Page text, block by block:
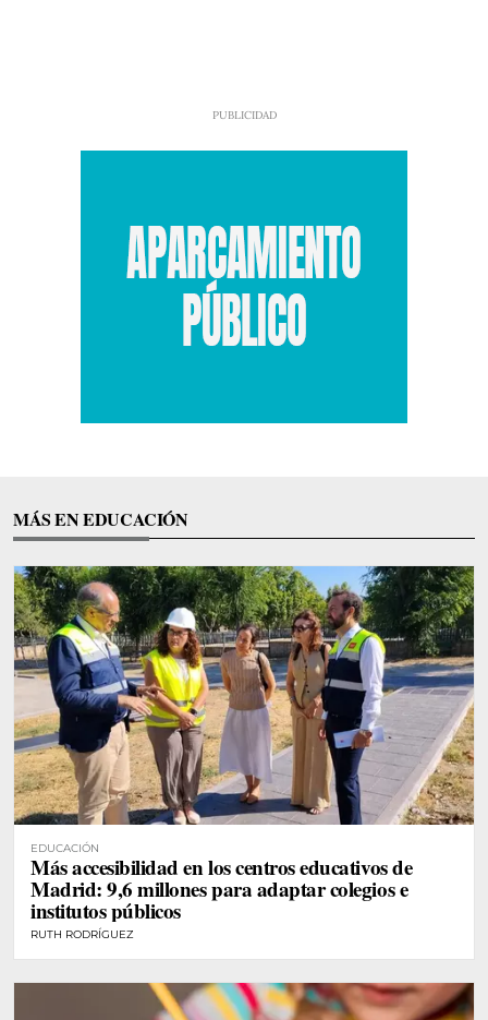
MÁS EN EDUCACIÓN
EDUCACIÓN
Más accesibilidad en los centros educativos de
Madrid: 9,6 millones para adaptar colegios e
institutos públicos
RUTH RODRÍGUEZ